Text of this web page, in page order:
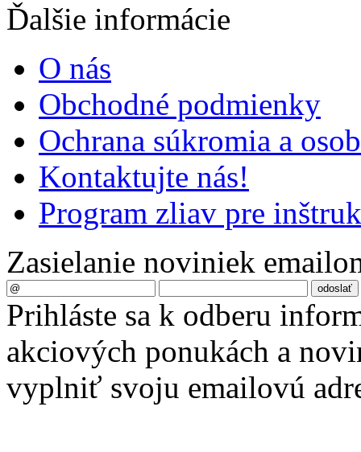
Ďalšie informácie
O nás
Obchodné podmienky
Ochrana súkromia a
Kontaktujte nás!
Program zliav pre
Zasielanie noviniek
Prihláste sa k odberu
akciových ponukách a
vyplniť svoju emailovú